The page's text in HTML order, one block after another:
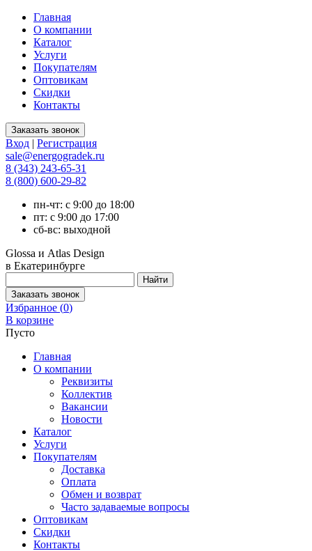
Главная
О компании
Каталог
Услуги
Покупателям
Оптовикам
Скидки
Контакты
Вход | Регистрация
sale@energogradek.ru
8 (343) 243-65-31
8 (800) 600-29-82
пн-чт: с 9:00 до 18:00
пт: с 9:00 до 17:00
сб-вс: выходной
Glossa и Atlas Design
в Екатеринбурге
Избранное (0)
В корзине
Пусто
Главная
О компании
Реквизиты
Коллектив
Вакансии
Новости
Каталог
Услуги
Покупателям
Доставка
Оплата
Обмен и возврат
Часто задаваемые вопросы
Оптовикам
Скидки
Контакты